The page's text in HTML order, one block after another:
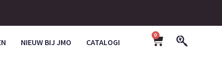
NIEUW BIJ JMO CATALOGI
0